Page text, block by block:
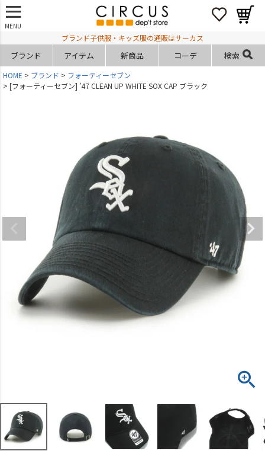
MENU
ブランド子供服・キッズ服の通販はサーカス
ブランド アイテム 新商品 コーデ 検索
HOME ブランド
フォーティーセブン
[フォーティーセブン] ’47 CLEAN UP WHITE SOX CAP ブラック